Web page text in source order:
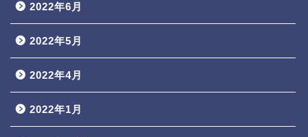
2022年6月
2022年5月
2022年4月
2022年1月